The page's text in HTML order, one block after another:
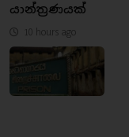
යාන්ත්‍රණයක්
10 hours ago